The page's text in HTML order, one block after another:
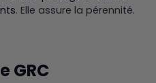
. Elle assure la pérennité.
GRC